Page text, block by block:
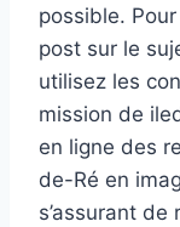
possible.
post sur le
utilisez les
mission de
en ligne des
de-Ré en
s’assurant